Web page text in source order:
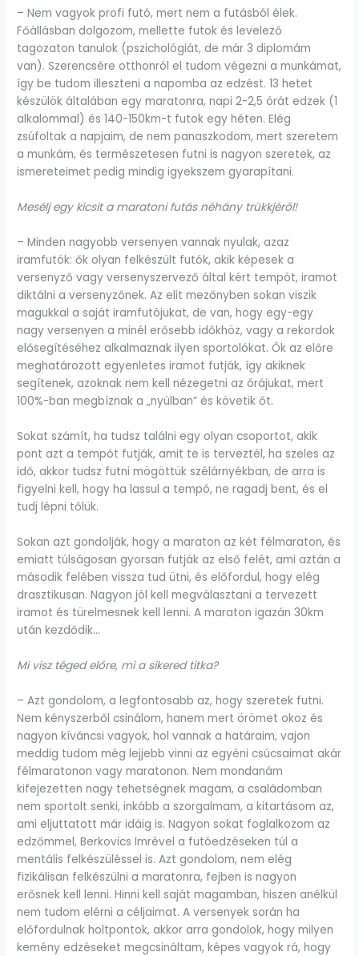
– Nem vagyok profi futó, mert nem a futásból élek.
Főállásban dolgozom, mellette futok és levelező
tagozaton tanulok (pszichológiát, de már 3 diplomám
van). Szerencsére otthonról el tudom végezni a munkámat,
így be tudom illeszteni a napomba az edzést. 13 hetet
készülök általában egy maratonra, napi 2-2,5 órát edzek (1
alkalommal) és 140-150km-t futok egy héten. Elég
zsúfoltak a napjaim, de nem panaszkodom, mert szeretem
a munkám, és természetesen futni is nagyon szeretek, az
ismereteimet pedig mindig igyekszem gyarapítani.
Mesélj egy kicsit a maratoni futás néhány trükkjéről!
– Minden nagyobb versenyen vannak nyulak, azaz
iramfutók: ők olyan felkészült futók, akik képesek a
versenyző vagy versenyszervező által kért tempót, iramot
diktálni a versenyzőnek. Az elit mezőnyben sokan viszik
magukkal a saját iramfutójukat, de van, hogy egy-egy
nagy versenyen a minél erősebb időkhöz, vagy a rekordok
elősegítéséhez alkalmaznak ilyen sportolókat. Ők az előre
meghatározott egyenletes iramot futják, így akiknek
segítenek, azoknak nem kell nézegetni az órájukat, mert
100%-ban megbíznak a „nyúlban” és követik őt.
Sokat számít, ha tudsz találni egy olyan csoportot, akik
pont azt a tempót futják, amit te is terveztél, ha szeles az
idő, akkor tudsz futni mögöttük szélárnyékban, de arra is
figyelni kell, hogy ha lassul a tempó, ne ragadj bent, és el
tudj lépni tőlük.
Sokan azt gondolják, hogy a maraton az két félmaraton, és
emiatt túlságosan gyorsan futják az első felét, ami aztán a
második felében vissza tud ütni, és előfordul, hogy elég
drasztikusan. Nagyon jól kell megválasztani a tervezett
iramot és türelmesnek kell lenni. A maraton igazán 30km
után kezdődik…
Mi visz téged előre, mi a sikered titka?
– Azt gondolom, a legfontosabb az, hogy szeretek futni.
Nem kényszerből csinálom, hanem mert örömet okoz és
nagyon kíváncsi vagyok, hol vannak a határaim, vajon
meddig tudom még lejjebb vinni az egyéni csúcsaimat akár
félmaratonon vagy maratonon. Nem mondanám
kifejezetten nagy tehetségnek magam, a családomban
nem sportolt senki, inkább a szorgalmam, a kitartásom az,
ami eljuttatott már idáig is. Nagyon sokat foglalkozom az
edzőmmel, Berkovics Imrével a futóedzéseken túl a
mentális felkészüléssel is. Azt gondolom, nem elég
fizikálisan felkészülni a maratonra, fejben is nagyon
erősnek kell lenni. Hinni kell saját magamban, hiszen anélkül
nem tudom elérni a céljaimat. A versenyek során ha
előfordulnak holtpontok, akkor arra gondolok, hogy milyen
kemény edzéseket megcsináltam, képes vagyok rá, hogy